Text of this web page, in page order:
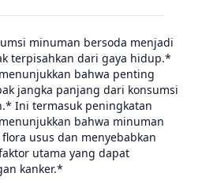
minuman bersoda menjadi
terpisahkan dari gaya hidup.*
bahwa penting
jangka panjang dari konsumsi
Ini termasuk peningkatan
bahwa minuman
usus dan menyebabkan
utama yang dapat
kanker.*